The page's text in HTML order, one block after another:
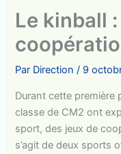
Le kinball
Par Direction/ 9
Durant cette première
classe de CM2 ont
sport, des jeux de
s’agit de deux sports